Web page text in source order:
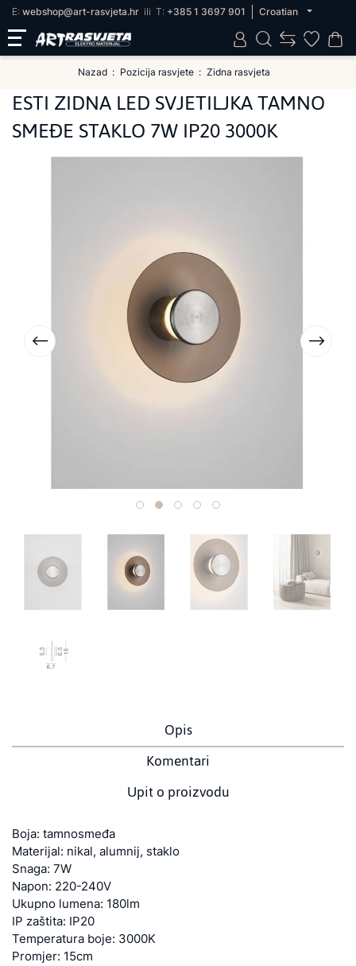
E: webshop@art-rasvjeta.hr ili T: +385 1 3697 901 Croatian
Nazad Pozicija rasvjete Zidna rasvjeta
ESTI ZIDNA LED SVJETILJKA TAMNO
SMEĐE STAKLO 7W IP20 3000K
Opis
Komentari
Upit o proizvodu
Boja: tamnosmeđa
Materijal: nikal, alumnij, staklo
Snaga: 7W
Napon: 220-240V
Ukupno lumena: 180lm
IP zaštita: IP20
Temperatura boje: 3000K
Promjer: 15cm